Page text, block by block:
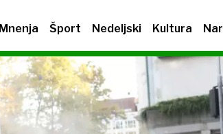
Mnenja Šport Nedeljski Kultura